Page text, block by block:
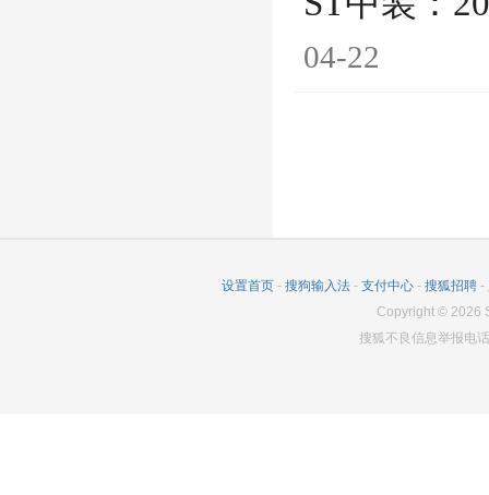
04-22
设置首页 - 搜狗输入法 - 支付中心 - 搜狐招聘 -
Copyright © 2026
搜狐不良信息举报电